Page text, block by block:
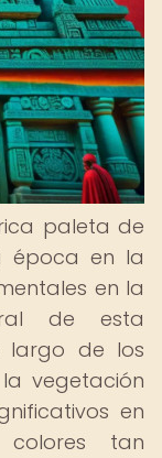
paleta de
época en la
en la
de esta
largo de los
vegetación
en
tan